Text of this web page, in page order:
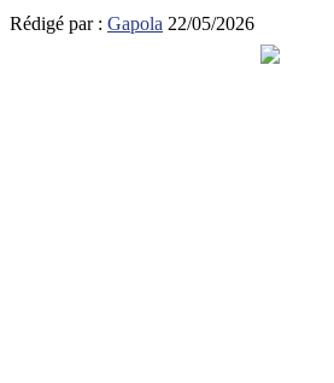
Rédigé par : Gapola 22/05/2026